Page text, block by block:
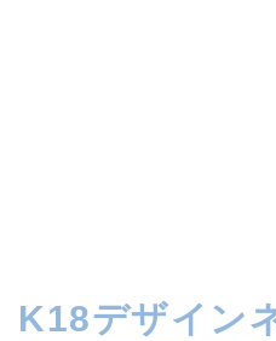
K18デザイン